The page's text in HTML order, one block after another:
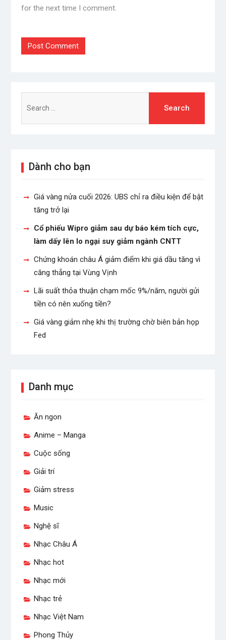
for the next time I comment.
for:
Dành cho bạn
Giá vàng nửa cuối 2026: UBS chỉ ra điều kiện để bật
tăng trở lại
Cổ phiếu Wipro giảm sau dự báo kém tích cực,
làm dấy lên lo ngại suy giảm ngành CNTT
Chứng khoán châu Á giảm điểm khi giá dầu tăng vì
căng thẳng tại Vùng Vịnh
Lãi suất thỏa thuận chạm mốc 9%/năm, người gửi
tiền có nên xuống tiền?
Giá vàng giảm nhẹ khi thị trường chờ biên bản họp
Fed
Danh mục
Ăn ngon
Anime – Manga
Cuộc sống
Giải trí
Giảm stress
Music
Nghệ sĩ
Nhạc Châu Á
Nhạc hot
Nhạc mới
Nhạc trẻ
Nhạc Việt Nam
Phong Thủy